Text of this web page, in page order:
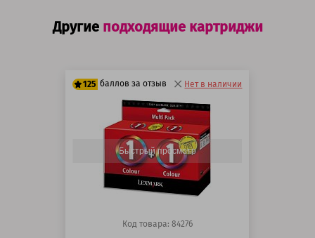
Другие подходящие картриджи
125 баллов за отзыв
100 баллов
125 баллов
Нет в наличии
Быстрый просмотр
Код товара: 84276